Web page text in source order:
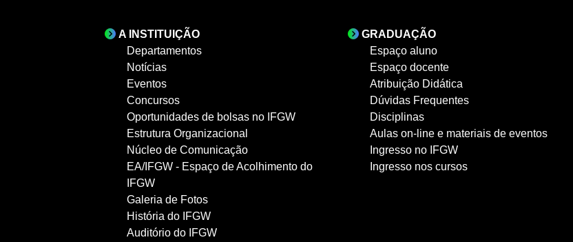
A INSTITUIÇÃO
Departamentos
Notícias
Eventos
Concursos
Oportunidades de bolsas no IFGW
Estrutura Organizacional
Núcleo de Comunicação
EA/IFGW - Espaço de Acolhimento do
IFGW
Galeria de Fotos
História do IFGW
Auditório do IFGW
GRADUAÇÃO
Espaço aluno
Espaço docente
Atribuição Didática
Dúvidas Frequentes
Disciplinas
Aulas on-line e materiais de eventos
Ingresso no IFGW
Ingresso nos cursos